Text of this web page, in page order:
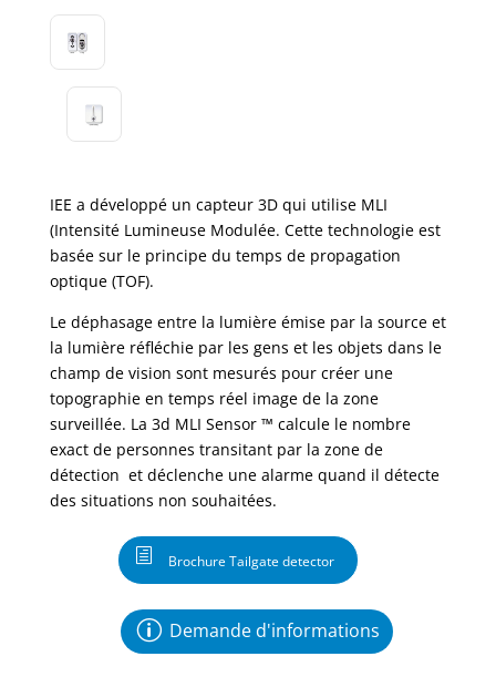
IEE a développé un capteur 3D qui utilise MLI
(Intensité Lumineuse Modulée. Cette technologie est
basée sur le principe du temps de propagation
optique (TOF).
Le déphasage entre la lumière émise par la source et
la lumière réfléchie par les gens et les objets dans le
champ de vision sont mesurés pour créer une
topographie en temps réel image de la zone
surveillée. La 3d MLI Sensor ™ calcule le nombre
exact de personnes transitant par la zone de
détection et déclenche une alarme quand il détecte
des situations non souhaitées.
Brochure Tailgate detector
Demande d'informations